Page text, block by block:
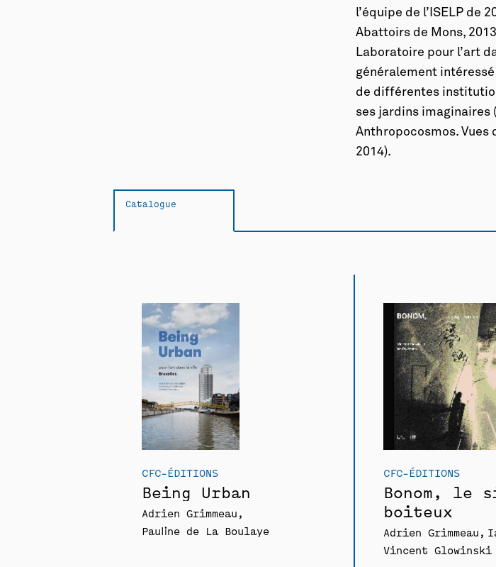
l’équipe de l’ISELP de
Abattoirs de Mons,
Laboratoire pour l’art
généralement
de différentes
ses jardins imaginaires
Anthropocosmos. Vues
2014).
Catalogue
CFC-ÉDITIONS
Being Urban
Adrien Grimmeau
Pauline de La Boulaye
CFC-ÉDITIONS
Bonom, le
boiteux
Adrien Grimmeau
Vincent Glowinski